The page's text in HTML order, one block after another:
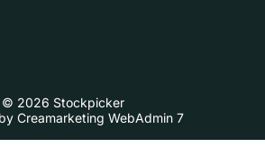
© 2026 Stockpicker
Creamarketing WebAdmin 7